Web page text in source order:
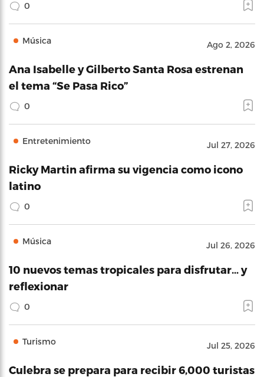
0
Música Ago 2, 2026
Ana Isabelle y Gilberto Santa Rosa estrenan
el tema “Se Pasa Rico”
0
Entretenimiento Jul 27, 2026
Ricky Martin afirma su vigencia como icono
latino
0
Música Jul 26, 2026
10 nuevos temas tropicales para disfrutar… y
reflexionar
0
Turismo Jul 25, 2026
Culebra se prepara para recibir 6,000 turistas